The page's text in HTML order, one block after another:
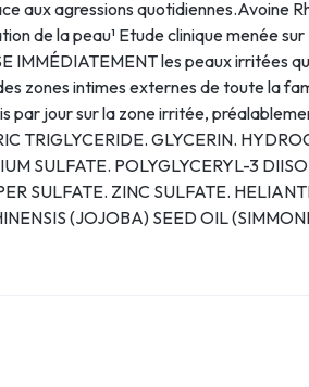
aux agressions quotidiennes.Avoine
de la peau¹ Etude clinique menée
IMMÉDIATEMENT les peaux irritées
zones intimes externes de toute la
par jour sur la zone irritée,
TRIGLYCERIDE. GLYCERIN.
SULFATE. POLYGLYCERYL-3
SULFATE. ZINC SULFATE.
(JOJOBA) SEED OIL